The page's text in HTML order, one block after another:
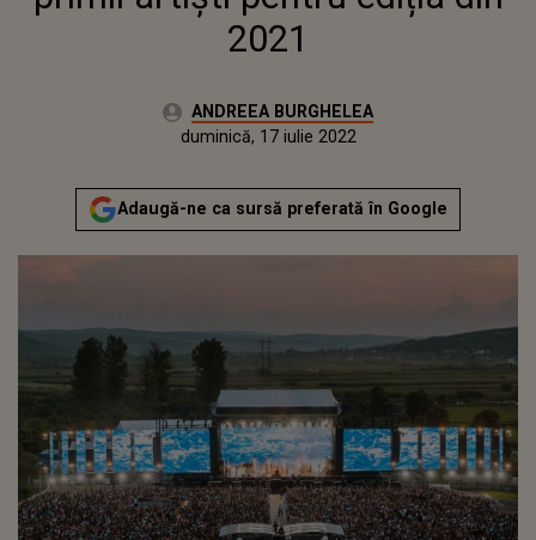
2021
Autor:ANDREEA BURGHELEA
joi, 26 noiembrie 2020Actualizat:
duminică, 17 iulie 2022
Adaugă-ne ca sursă preferată în Google